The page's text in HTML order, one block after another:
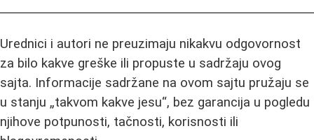
Urednici i autori ne preuzimaju nikakvu odgovornost
za bilo kakve greške ili propuste u sadržaju ovog
sajta. Informacije sadržane na ovom sajtu pružaju se
u stanju „takvom kakve jesu“, bez garancija u pogledu
njihove potpunosti, tačnosti, korisnosti ili